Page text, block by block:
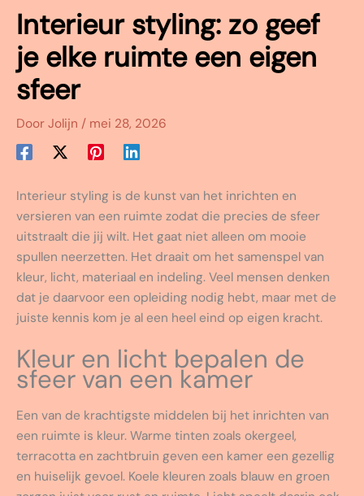
Interieur styling: zo geef
je elke ruimte een eigen
sfeer
Door Jolijn / mei 28, 2026
Interieur styling is de kunst van het inrichten en
versieren van een ruimte zodat die precies de sfeer
uitstraalt die jij wilt. Het gaat niet alleen om mooie
spullen neerzetten. Het draait om het samenspel van
kleur, licht, materiaal en indeling. Veel mensen denken
dat je daarvoor een opleiding nodig hebt, maar met de
juiste kennis kom je al een heel eind op eigen kracht.
Kleur en licht bepalen de
sfeer van een kamer
Een van de krachtigste middelen bij het inrichten van
een ruimte is kleur. Warme tinten zoals okergeel,
terracotta en zachtbruin geven een kamer een gezellig
en huiselijk gevoel. Koele kleuren zoals blauw en groen